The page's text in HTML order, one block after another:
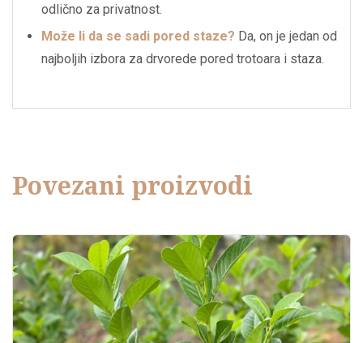
odlično za privatnost.
Može li da se sadi pored staze? Da, on je jedan od
najboljih izbora za drvorede pored trotoara i staza.
Povezani proizvodi